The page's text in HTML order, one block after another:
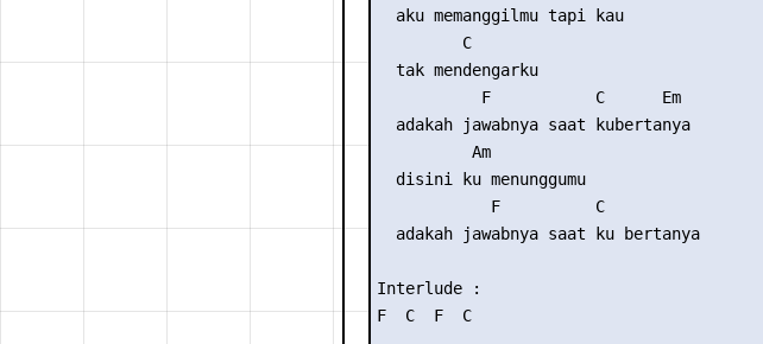
  aku memanggilmu tapi kau
         C
  tak mendengarku
           F           C      Em
  adakah jawabnya saat kubertanya
          Am
  disini ku menunggumu
            F          C
  adakah jawabnya saat ku bertanya
Interlude :
F  C  F  C